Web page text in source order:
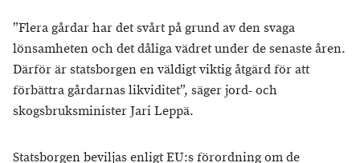
”Flera gårdar har det svårt på grund av den svaga
lönsamheten och det dåliga vädret under de senaste åren.
Därför är statsborgen en väldigt viktig åtgärd för att
förbättra gårdarnas likviditet”, säger jord- och
skogsbruksminister Jari Leppä.
Statsborgen beviljas enligt EU:s förordning om de